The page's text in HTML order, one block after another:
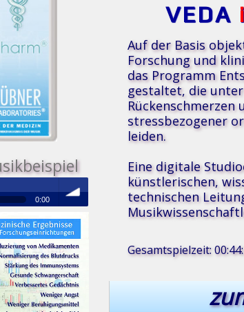
Medizinische Resonanz Therapie Musik ®
0:00
volume
Musik®
VEDA
Auf der Basis
Forschung und
das Programm
gestaltet, die
Rückenschmerzen
stressbezogener
leiden.
Eine digitale
künstlerischen,
technischen
Gesamtspielzeit: